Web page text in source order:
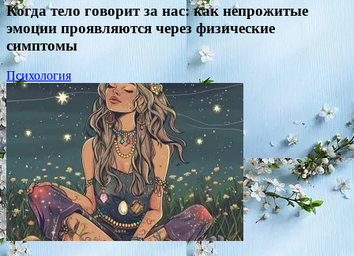
Когда тело говорит за нас: как непрожитые
эмоции проявляются через физические
симптомы
Психология